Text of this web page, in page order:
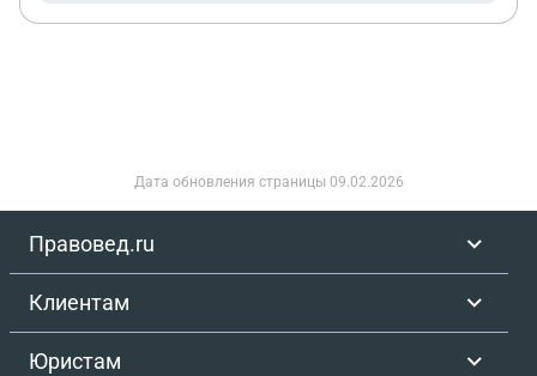
Дата обновления страницы 09.02.2026
Правовед.ru
Клиентам
Юристам